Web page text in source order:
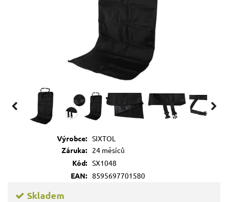
Výrobce: SIXTOL
Záruka:
24 měsíců
Kód: SX1048
EAN: 8595697701580
Skladem